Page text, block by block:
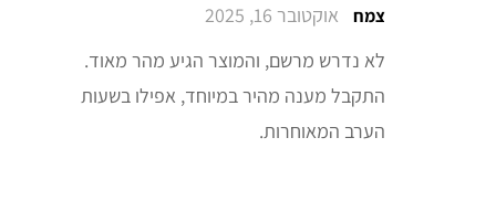
דורג5מתוך 5צמח אוקטובר 16, 2025
לא נדרש מרשם, והמוצר הגיע מהר מאוד.
התקבל מענה מהיר במיוחד, אפילו בשעות
הערב המאוחרות.